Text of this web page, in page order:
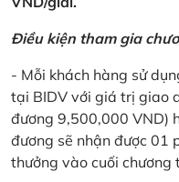
Điều kiện tham gia
- Mỗi khách hàng sử
tại BIDV với giá trị giao
đương 9,500,000 VND)
đương sẽ nhận được 01
thưởng vào cuối chương